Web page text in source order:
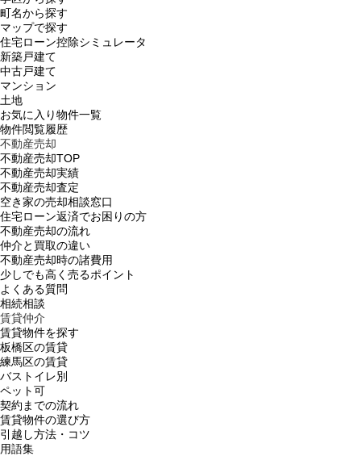
町名から探す
マップで探す
住宅ローン控除シミュレータ
新築戸建て
中古戸建て
マンション
土地
お気に入り物件一覧
物件閲覧履歴
不動産売却
不動産売却TOP
不動産売却実績
不動産売却査定
空き家の売却相談窓口
住宅ローン返済でお困りの方
不動産売却の流れ
仲介と買取の違い
不動産売却時の諸費用
少しでも高く売るポイント
よくある質問
相続相談
賃貸仲介
賃貸物件を探す
板橋区の賃貸
練馬区の賃貸
バストイレ別
ペット可
契約までの流れ
賃貸物件の選び方
引越し方法・コツ
用語集